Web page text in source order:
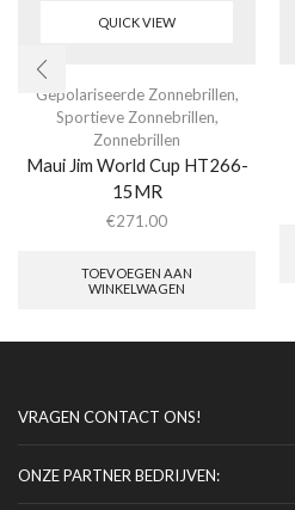
QUICK VIEW
Gepolariseerde Zonnebrillen,
Sportieve Zonnebrillen,
Zonnebrillen
Maui Jim World Cup HT266-
15MR
€271.00
TOEVOEGEN AAN
WINKELWAGEN
VRAGEN CONTACT ONS!
ONZE PARTNER BEDRIJVEN: